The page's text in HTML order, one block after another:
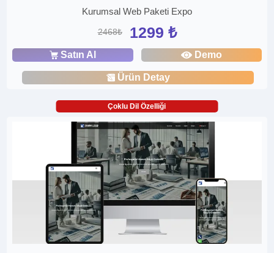
Kurumsal Web Paketi Expo
2468₺ 1299 ₺
Satın Al Demo
Ürün Detay
Çoklu Dil Özelliği